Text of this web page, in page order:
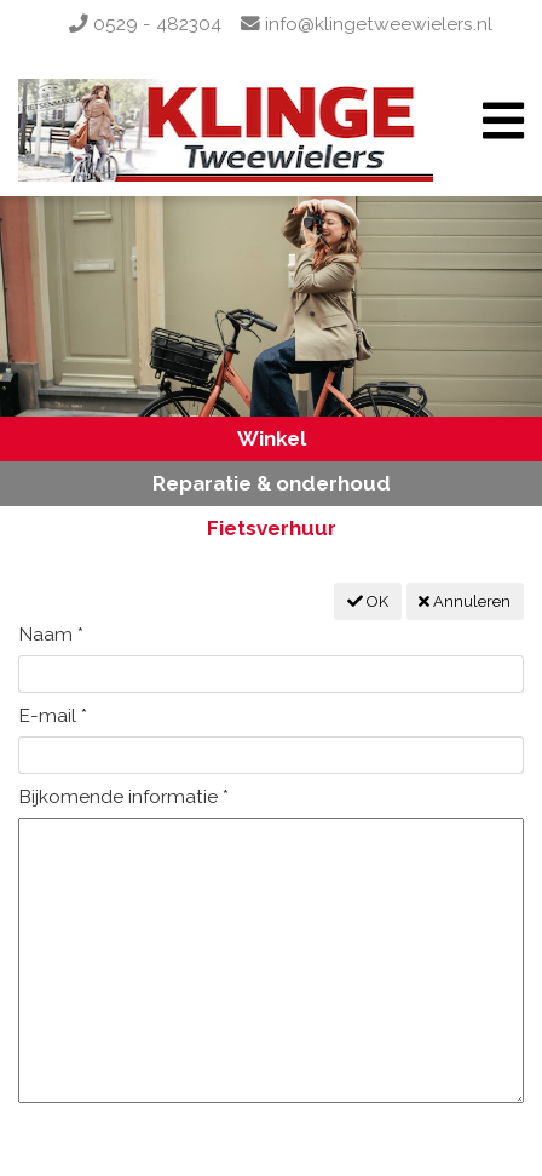
0529 - 482304 info@klingetweewielers.nl
Winkel
Reparatie & onderhoud
Fietsverhuur
OK Annuleren
Naam *
E-mail *
Bijkomende informatie *